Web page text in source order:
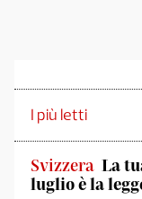
I più letti
Svizzera La
luglio è la